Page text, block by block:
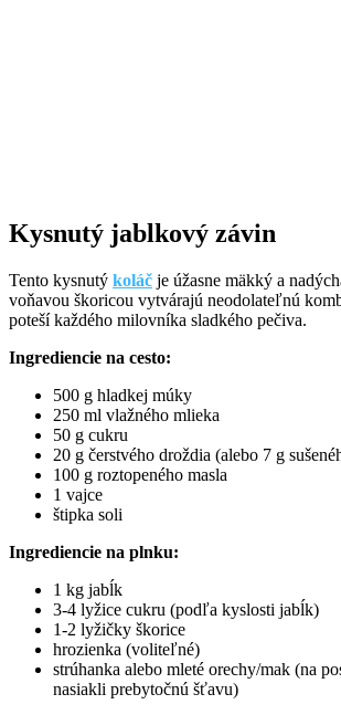
Kysnutý jablkový závin
Tento kysnutý koláč je úžasne mäkký a
voňavou škoricou vytvárajú neodolateľnú
poteší každého milovníka sladkého pečiva.
Ingrediencie na cesto:
500 g hladkej múky
250 ml vlažného mlieka
50 g cukru
20 g čerstvého droždia (alebo 7 g
100 g roztopeného masla
1 vajce
štipka soli
Ingrediencie na plnku:
1 kg jabĺk
3-4 lyžice cukru (podľa kyslosti jabĺk)
1-2 lyžičky škorice
hrozienka (voliteľné)
strúhanka alebo mleté orechy/mak (na
nasiakli prebytočnú šťavu)